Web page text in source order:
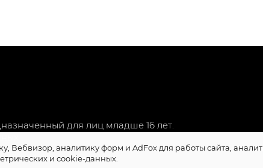
для лиц младше 16 лет.
Вебвизор, аналитику форм и AdFox для работы сайта,
и cookie-данных.